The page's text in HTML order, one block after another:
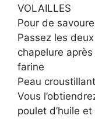
VOLAILLES
Pour de
Passez les
chapelure
farine
Peau
Vous
poulet d’huile